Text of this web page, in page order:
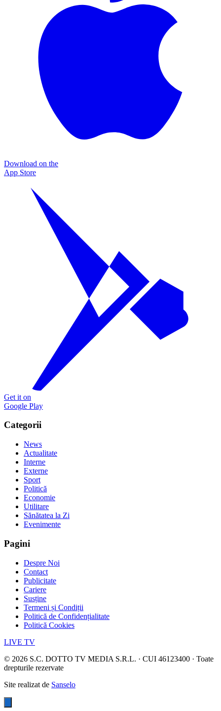
Download on the
App Store
Get it on
Google Play
Categorii
News
Actualitate
Interne
Externe
Sport
Politică
Economie
Utilitare
Sănătatea la Zi
Evenimente
Pagini
Despre Noi
Contact
Publicitate
Cariere
Susține
Termeni și Condiții
Politică de Confidențialitate
Politică Cookies
LIVE TV
© 2026 S.C. DOTTO TV MEDIA S.R.L. · CUI 46123400 · Toate
drepturile rezervate
Site realizat de Sanselo